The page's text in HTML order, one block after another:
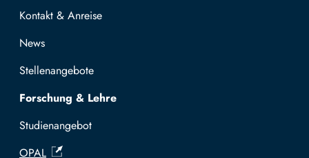
Kontakt & Anreise
News
Stellenangebote
Forschung & Lehre
Studienangebot
OPAL